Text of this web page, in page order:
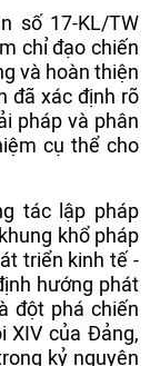
số 17-KL/TW
chỉ đạo chiến
và hoàn thiện
đã xác định rõ
pháp và phân
cụ thể cho
tác lập pháp
khổ pháp
triển kinh tế -
hướng phát
đột phá chiến
XIV của Đảng,
kỷ nguyên